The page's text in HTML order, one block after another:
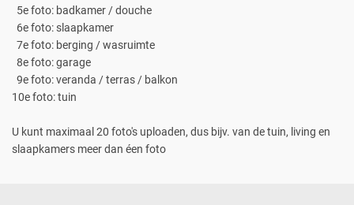
5e foto: badkamer / douche
6e foto: slaapkamer
7e foto: berging / wasruimte
8e foto: garage
9e foto: veranda / terras / balkon
10e foto: tuin
U kunt maximaal 20 foto's uploaden, dus bijv. van de tuin, living en
slaapkamers meer dan éen foto